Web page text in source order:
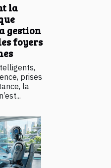
la
gestion
foyers
prises
la